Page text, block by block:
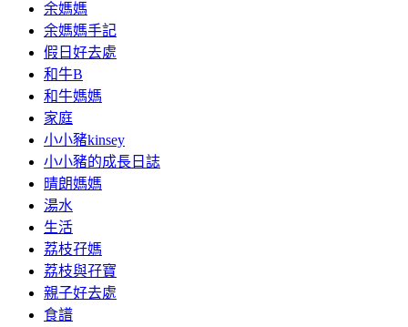
余媽媽
余媽媽手記
假日好去處
和牛B
和牛媽媽
家庭
小小豬kinsey
小小豬的成長日誌
晴朗媽媽
湯水
生活
荔枝孖媽
荔枝與孖寶
親子好去處
食譜